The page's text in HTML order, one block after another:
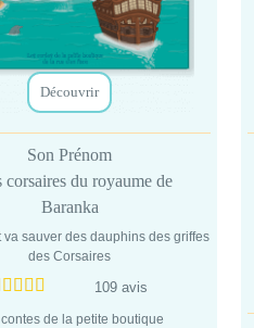
Découvrir
Son Prénom
corsaires du royaume de
Baranka
va sauver des dauphins des griffes
des Corsaires
109 avis
contes de la petite boutique